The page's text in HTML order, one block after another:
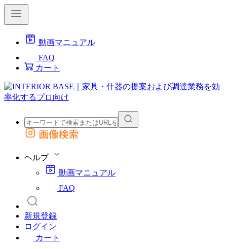
動画マニュアル
FAQ
カート
外部サイトの商品をカートに追加
画像検索
ヘルプ
動画マニュアル
FAQ
新規登録
ログイン
カート